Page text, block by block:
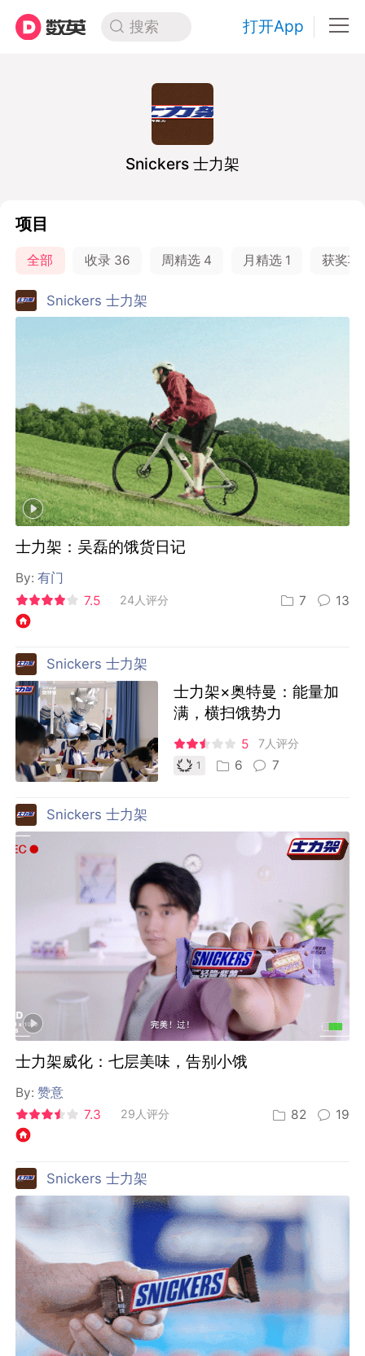
搜索 打开App
Snickers 士力架
项目
全部 收录 36 周精选 4 月精选 1 获奖项
Snickers 士力架
士力架：吴磊的饿货日记
By:有门
7.5
24人评分 7 13
Snickers 士力架
士力架×奥特曼：能量加
满，横扫饿势力
5 7人评分
1 6 7
Snickers 士力架
士力架威化：七层美味，告别小饿
By:赞意
7.3
29人评分 82 19
Snickers 士力架